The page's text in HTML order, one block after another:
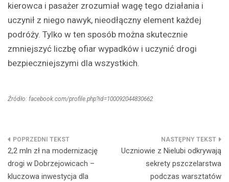
kierowca i pasażer zrozumiał wagę tego działania i
uczynił z niego nawyk, nieodłączny element każdej
podróży. Tylko w ten sposób można skutecznie
zmniejszyć liczbę ofiar wypadków i uczynić drogi
bezpieczniejszymi dla wszystkich.
Źródło: facebook.com/profile.php?id=100092044830662
Nawigacja
wpisu
2,2 mln zł na modernizację
drogi w Dobrzejowicach –
kluczowa inwestycja dla
Uczniowie z Nielubi odkrywają
sekrety pszczelarstwa
podczas warsztatów